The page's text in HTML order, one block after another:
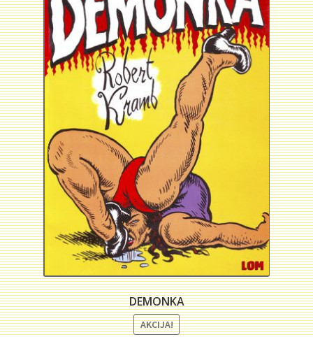
O nama
Plaćanje
Privatnost
Uslovi korišćenja
DEMONKA
AKCIJA!